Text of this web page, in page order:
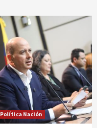
Política Nación